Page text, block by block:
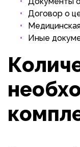
Договор о
Иные